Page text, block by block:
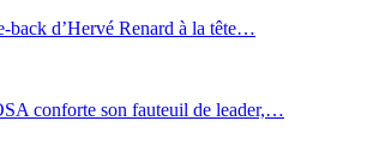
back d’Hervé Renard à la tête…
conforte son fauteuil de leader,…